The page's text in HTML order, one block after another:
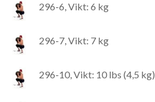
296-6, Vikt: 6 kg
296-7, Vikt: 7 kg
296-10, Vikt: 10 lbs (4,5 kg)